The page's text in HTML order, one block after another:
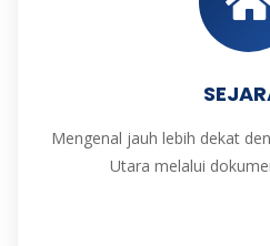
Mengenal jauh lebih dekat
Utara melalui